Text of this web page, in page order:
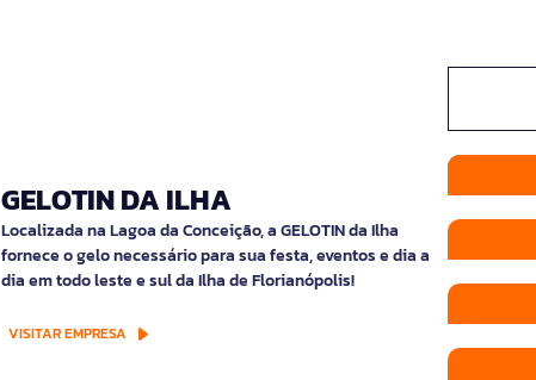
GELOTIN DA ILHA
Localizada na Lagoa da Conceição, a GELOTIN da Ilha
fornece o gelo necessário para sua festa, eventos e dia a
dia em todo leste e sul da Ilha de Florianópolis!
VISITAR EMPRESA